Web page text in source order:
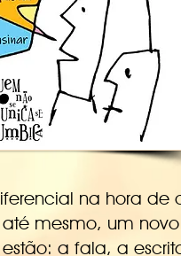
na hora de
mesmo, um
estão: a fala, a